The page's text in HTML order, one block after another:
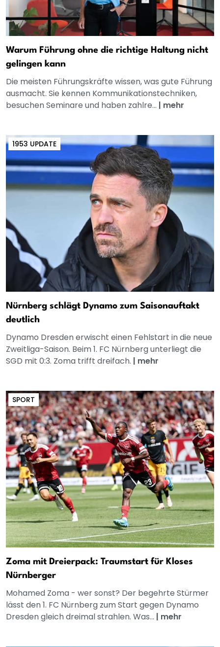
Warum Führung ohne die richtige Haltung nicht
gelingen kann
Die meisten Führungskräfte wissen, was gute Führung
ausmacht. Sie kennen Kommunikationstechniken,
besuchen Seminare und haben zahlre... | mehr
1953 UPDATE
Nürnberg schlägt Dynamo zum Saisonauftakt
deutlich
Dynamo Dresden erwischt einen Fehlstart in die neue
Zweitliga-Saison. Beim 1. FC Nürnberg unterliegt die
SGD mit 0:3. Zoma trifft dreifach. | mehr
SPORT
Zoma mit Dreierpack: Traumstart für Kloses
Nürnberger
Mohamed Zoma - wer sonst? Der begehrte Stürmer
lässt den 1. FC Nürnberg zum Start gegen Dynamo
Dresden gleich dreimal strahlen. Was... | mehr